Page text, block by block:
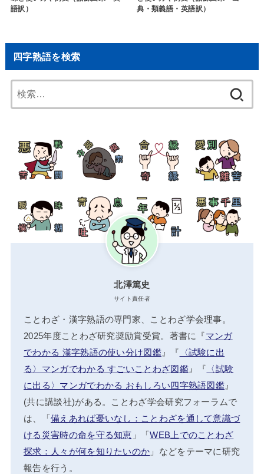
語訳）
典・類義語・英語訳）
四字熟語を検索
索:
北澤篤史
サイト責任者
ことわざ・漢字熟語の専門家、ことわざ学会理事。
2025年度ことわざ研究奨励賞受賞。著書に『マンガ
でわかる 漢字熟語の使い分け図鑑』『 〈試験に出
る〉マンガでわかる すごいことわざ図鑑』『 〈試験
に出る〉マンガでわかる おもしろい四字熟語図鑑 』
(共に講談社)がある。ことわざ学会研究フォーラムで
は、「備えあれば憂いなし：ことわざを通して意識づ
ける災害時の命を守る知恵 」「WEB上でのことわざ
探求：人々が何を知りたいのか 」などをテーマに研究
報告を行う。